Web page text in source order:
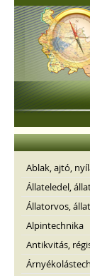
Ablak, ajtó,
Állateledel,
Állatorvos,
Alpintechnika
Antikvitás,